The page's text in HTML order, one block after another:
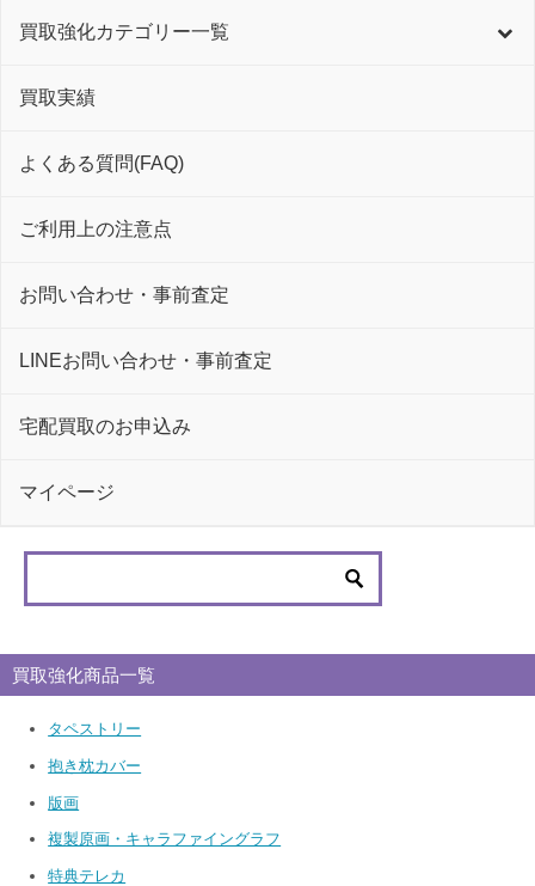
買取強化カテゴリー一覧
買取実績
よくある質問(FAQ)
ご利用上の注意点
お問い合わせ・事前査定
LINEお問い合わせ・事前査定
宅配買取のお申込み
マイページ
買取強化商品一覧
タペストリー
抱き枕カバー
版画
複製原画・キャラファイングラフ
特典テレカ